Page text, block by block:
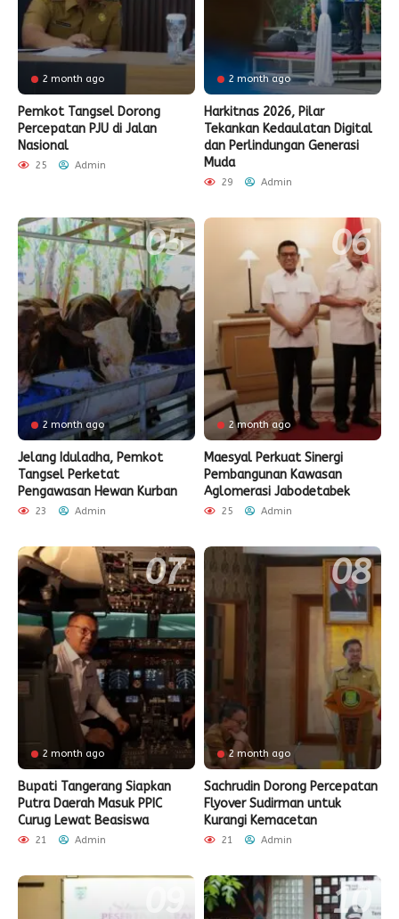
2 month ago
Pemkot Tangsel Dorong
Percepatan PJU di Jalan
Nasional
25 Admin
2 month ago
Harkitnas 2026, Pilar
Tekankan Kedaulatan Digital
dan Perlindungan Generasi
Muda
29 Admin
2 month ago
Jelang Iduladha, Pemkot
Tangsel Perketat
Pengawasan Hewan Kurban
23 Admin
2 month ago
Maesyal Perkuat Sinergi
Pembangunan Kawasan
Aglomerasi Jabodetabek
25 Admin
2 month ago
Bupati Tangerang Siapkan
Putra Daerah Masuk PPIC
Curug Lewat Beasiswa
21 Admin
2 month ago
Sachrudin Dorong Percepatan
Flyover Sudirman untuk
Kurangi Kemacetan
21 Admin